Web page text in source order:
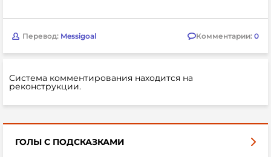
Перевод: Messigoal Комментарии: 0
Система комментирования находится на
реконструкции.
ГОЛЫ С ПОДСКАЗКАМИ